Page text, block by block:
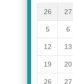
26 27
5 6
12 13
19 20
26 27